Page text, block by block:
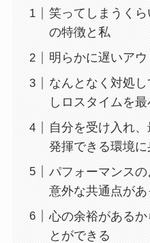
笑ってしまうく
の特徴と私
明らかに遅いア
なんとなく対処
しロスタイムを
自分を受け入れ
発揮できる環境に
パフォーマンス
意外な共通点があ
心の余裕がある
とができる